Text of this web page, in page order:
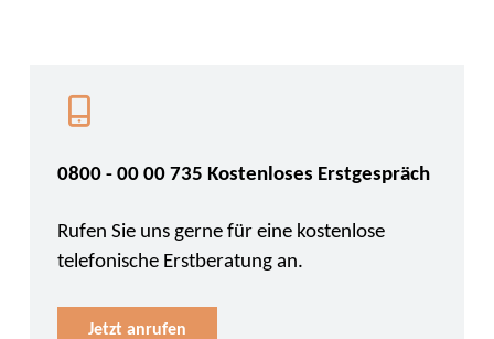
0800 - 00 00 735 Kostenloses Erstgespräch
Rufen Sie uns gerne für eine kostenlose
telefonische Erstberatung an.
Jetzt anrufen